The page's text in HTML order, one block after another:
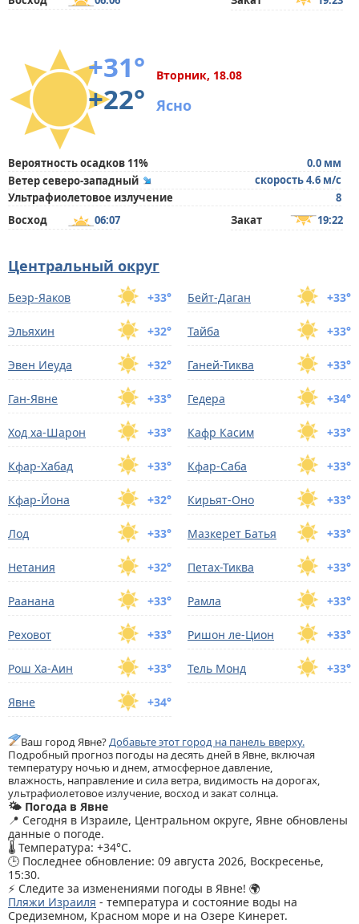
+31°
+22°
Вторник, 18.08
Ясно
Вероятность осадков 11%
0.0 мм
Ветер северо-западный
скорость 4.6 м/с
Ультрафиолетовое излучение
8
Восход
06:07 Закат 19:22
Центральный округ
+33°
Беэр-Яаков +33°
Бейт-Даган
+32°
Эльяхин +33°
Тайба
+32°
Эвен Иеуда +33°
Ганей-Тиква
+33°
Ган-Явне +34°
Гедера
+33°
Ход ха-Шарон +33°
Кафр Касим
+33°
Кфар-Хабад +33°
Кфар-Саба
+32°
Кфар-Йона +33°
Кирьят-Оно
+33°
Лод +33°
Мазкерет Батья
+32°
Нетания +33°
Петах-Тиква
+33°
Раанана +33°
Рамла
+33°
Реховот +33°
Ришон ле-Цион
+33°
Рош Ха-Аин +33°
Тель Монд
+34°
Явне
Ваш город Явне?Добавьте этот город на панель вверху.
Подробный прогноз погоды на десять дней в Явне, включая
температуру ночью и днем, атмосферное давление,
влажность, направление и сила ветра, видимость на дорогах,
ультрафиолетовое излучение, восход и закат солнца.
🌤️ Погода в Явне
📍 Сегодня в Израиле, Центральном округе, Явне обновлены
данные о погоде.
🌡️ Температура: +34°C.
🕒 Последнее обновление: 09 августа 2026, Воскресенье,
15:30.
⚡ Следите за изменениями погоды в Явне! 🌍
Пляжи Израиля - температура и состояние воды на
Средиземном, Красном море и на Озере Кинерет.